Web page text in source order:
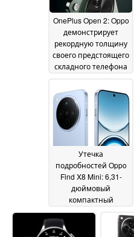
OnePlus Open 2: Oppo
демонстрирует
рекордную толщину
своего предстоящего
складного телефона
видеоролике15 January
Утечка
подробностей Oppo
Find X8 Mini: 6,31-
дюймовый
компактный
телефон с
чипсетом
06 January